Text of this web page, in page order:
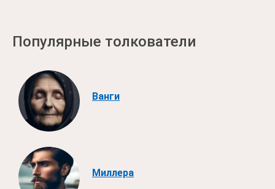
Популярные толкователи
Ванги
Миллера